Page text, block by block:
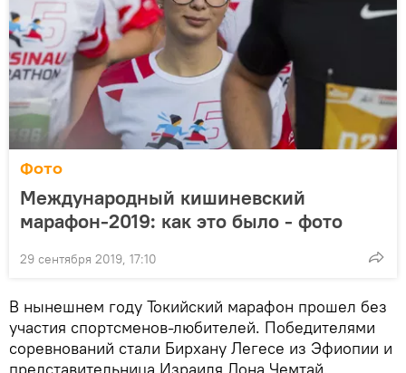
Фото
Международный кишиневский
марафон-2019: как это было - фото
29 сентября 2019, 17:10
В нынешнем году Токийский марафон прошел без
участия спортсменов-любителей. Победителями
соревнований стали Бирхану Легесе из Эфиопии и